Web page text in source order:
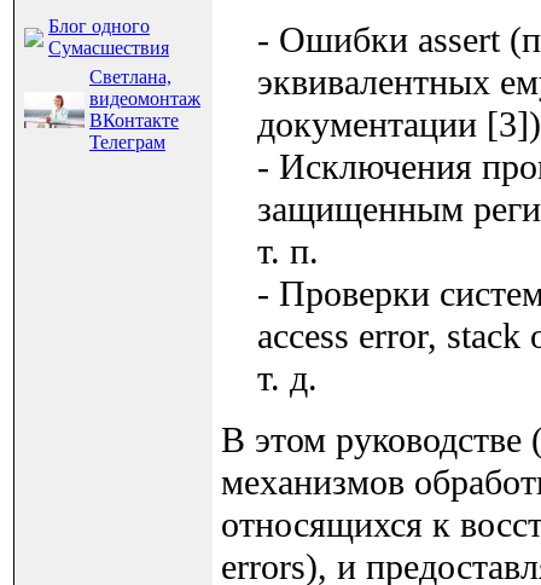
Блог одного
Сумасшествия
Светлана,
видеомонтаж
ВКонтакте
Телеграм
- Ошибки assert
эквивалентных
документации
- Исключения
защищенным
т. п.
- Проверки
access error,
т. д.
В этом руководстве
механизмов
относящихся к
errors), и